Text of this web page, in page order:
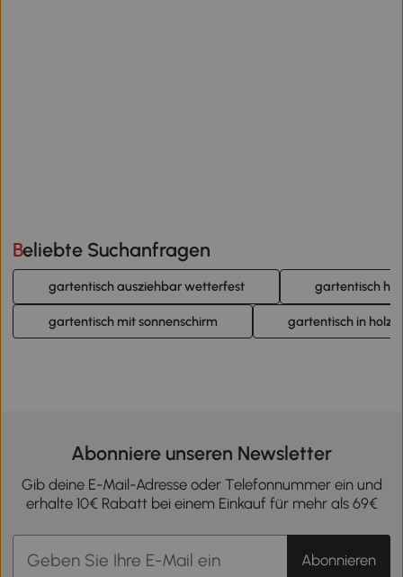
Beliebte Suchanfragen
gartentisch ausziehbar wetterfest gartentisch
gartentisch mit sonnenschirm gartentisch in
Abonniere unseren Newsletter
Gib deine E-Mail-Adresse oder Telefonnummer ein und
erhalte 10€ Rabatt bei einem Einkauf für mehr als 69€
Abonnieren